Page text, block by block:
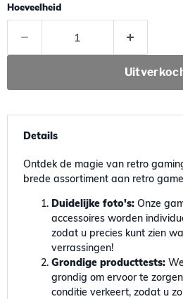
Hoeveelheid
Details
Ontdek de magie van retro
brede assortiment aan retro
Duidelijke foto's:Onze
accessoires worden
zodat u precies kunt zien
verrassingen!
Grondige producttests:
grondig om ervoor te
conditie verkeert, zodat u